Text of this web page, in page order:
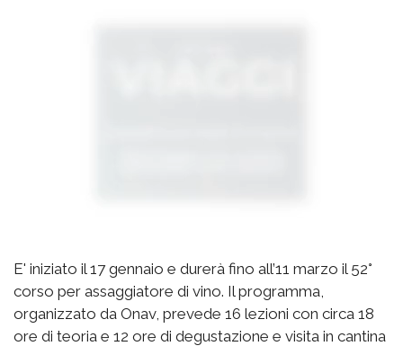
E' iniziato il 17 gennaio e durerà fino all’11 marzo il 52°
corso per assaggiatore di vino. Il programma,
organizzato da Onav, prevede 16 lezioni con circa 18
ore di teoria e 12 ore di degustazione e visita in cantina